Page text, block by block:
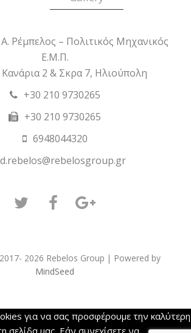
Ρέμπελος – Πολιτικός Μηχανικός
Ε.Μ.Π.
Κανάρια 2 & Σκρα 7, Ηλιούπολη
+30 210 9730265
+30 210 9730265
6948044320
d.rebelos@rebelosgroup.gr
TwitterFacebookGooglePlus
2026 Rebelos Group | Powered by
MindSeed
για να σας προσφέρουμε την καλύτερη
σελίδα μας. Εάν συνεχίσετε να